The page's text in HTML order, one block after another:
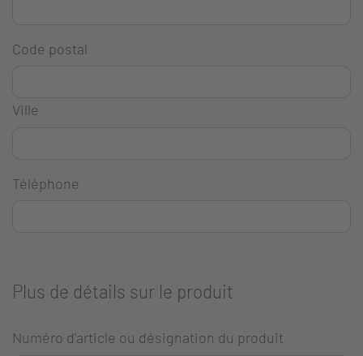
Code postal
Ville
Téléphone
Plus de détails sur le produit
Numéro d'article ou désignation du produit